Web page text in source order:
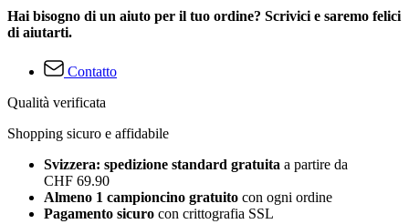
Hai bisogno di un aiuto per il tuo ordine? Scrivici e saremo felici
di aiutarti.
Contatto
Qualità verificata
Shopping sicuro e affidabile
Svizzera: spedizione standard gratuita a partire da
CHF 69.90
Almeno 1 campioncino gratuito con ogni ordine
Pagamento sicuro con crittografia SSL